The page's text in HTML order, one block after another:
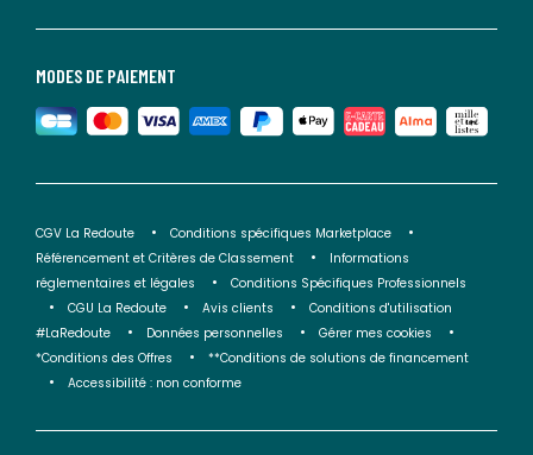
MODES DE PAIEMENT
CGV La Redoute
Conditions spécifiques Marketplace
Référencement et Critères de Classement
Informations
réglementaires et légales
Conditions Spécifiques Professionnels
CGU La Redoute
Avis clients
Conditions d'utilisation
#LaRedoute
Données personnelles
Gérer mes cookies
*Conditions des Offres
**Conditions de solutions de financement
Accessibilité : non conforme